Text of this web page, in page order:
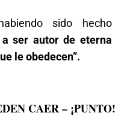
sido hecho
a ser autor de eterna
le obedecen”.
CAER – ¡PUNTO!